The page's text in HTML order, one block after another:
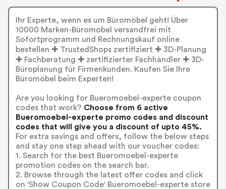
Ihr Experte, wenn es um Büromöbel geht! Über
10000 Marken-Büromöbel versandfrei mit
Sofortprogramm und Rechnungskauf online
bestellen ✚ TrustedShops zertifiziert ✚ 3D-Planung
✚ Fachberatung ✚ zertifizierter Fachhändler ✚ 3D-
Büroplanung für Firmenkunden. Kaufen Sie Ihre
Büromöbel beim Experten!
Are you looking for Bueromoebel-experte coupon
codes that work? Choose from 6 active
Bueromoebel-experte promo codes and discount
codes that will give you a discount of upto 45%.
For extra savings and offers, follow the below steps
and stay one step ahead with our voucher codes:
1. Search for the best Bueromoebel-experte
promotion codes on the search bar.
2. Browse through the latest offer codes and click
on 'Show Coupon Code' Bueromoebel-experte store